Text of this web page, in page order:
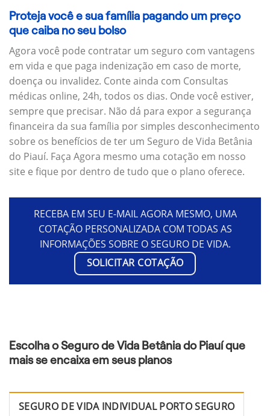
Proteja você e sua família pagando um preço
que caiba no seu bolso
Agora você pode contratar um seguro com vantagens
em vida e que paga indenização em caso de morte,
doença ou invalidez. Conte ainda com Consultas
médicas online, 24h, todos os dias. Onde você estiver,
sempre que precisar. Não dá para expor a segurança
financeira da sua família por simples desconhecimento
sobre os benefícios de ter um Seguro de Vida Betânia
do Piauí. Faça Agora mesmo uma cotação em nosso
site e fique por dentro de tudo que o plano oferece.
RECEBA EM SEU E-MAIL AGORA MESMO, UMA
COTAÇÃO PERSONALIZADA COM TODAS AS
INFORMAÇÕES SOBRE O SEGURO DE VIDA.
SOLICITAR COTAÇÃO
Escolha o Seguro de Vida Betânia do Piauí que
mais se encaixa em seus planos
SEGURO DE VIDA INDIVIDUAL PORTO SEGURO